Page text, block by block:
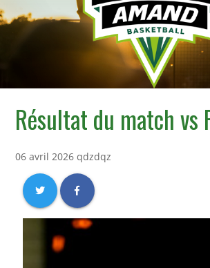
Résultat du match vs
06 avril 2026 qdzdqz